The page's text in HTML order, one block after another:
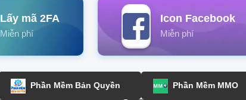
Lấy mã 2FA
Miễn phí
Icon Facebook
Miễn phí
Phần Mềm Bản Quyền Phần Mềm MMO